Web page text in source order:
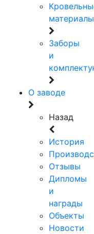
материалы
Заборы
и
О заводе
Назад
История
Отзывы
Дипломы
и
награды
Объекты
Новости